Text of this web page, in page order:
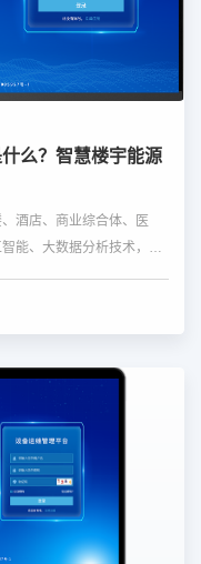
么？智慧楼宇能源
酒店、商业综合体、医
能、大数据分析技术，实
介质及空调、照明、电梯